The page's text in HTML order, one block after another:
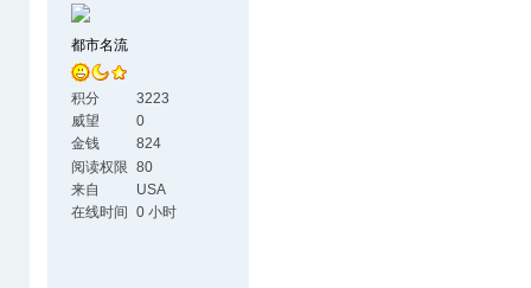
都市名流
积分
3223
威望
0
金钱
824
阅读权限 80
来自
USA
在线时间
0 小时